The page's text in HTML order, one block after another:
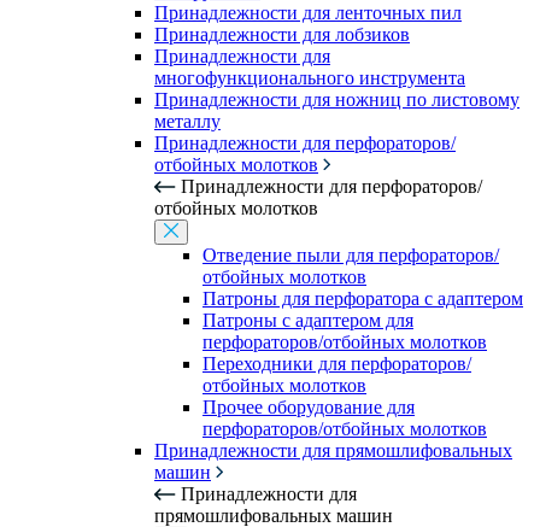
Принадлежности для ленточных пил
Принадлежности для лобзиков
Принадлежности для
многофункционального инструмента
Принадлежности для ножниц по листовому
металлу
Принадлежности для перфораторов/
отбойных молотков
Принадлежности для перфораторов/
отбойных молотков
Отведение пыли для перфораторов/
отбойных молотков
Патроны для перфоратора с адаптером
Патроны с адаптером для
перфораторов/отбойных молотков
Переходники для перфораторов/
отбойных молотков
Прочее оборудование для
перфораторов/отбойных молотков
Принадлежности для прямошлифовальных
машин
Принадлежности для
прямошлифовальных машин